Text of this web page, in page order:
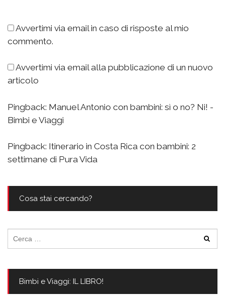
Avvertimi via email in caso di risposte al mio
commento.
Avvertimi via email alla pubblicazione di un nuovo
articolo
Pingback: Manuel Antonio con bambini: sì o no? Ni! -
Bimbi e Viaggi
Pingback: Itinerario in Costa Rica con bambini: 2
settimane di Pura Vida
Cosa stai cercando?
per:
Bimbi e Viaggi: IL LIBRO!